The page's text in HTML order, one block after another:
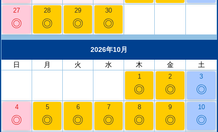
27
◎
28
◎
29
◎
30
◎
2026年10月
日
月 火 水 木 金 土
1
◎
2
◎
3
◎
4
◎
5
◎
6
◎
7
◎
8
◎
9
◎
10
◎